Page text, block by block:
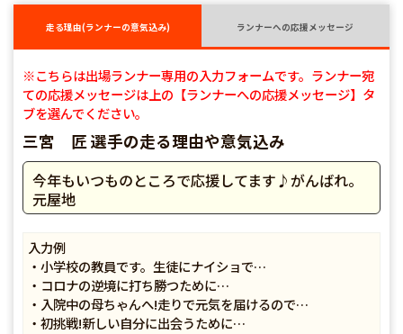
走る理由(ランナーの意気込み) ランナーへの応援メッセージ
※こちらは出場ランナー専用の入力フォームです。ランナー宛
ての応援メッセージは上の【ランナーへの応援メッセージ】タ
ブを選んでください。
三宮 匠 選手の走る理由や意気込み
今年もいつものところで応援してます♪がんばれ。
元屋地
入力例
・小学校の教員です。生徒にナイショで…
・コロナの逆境に打ち勝つために…
・入院中の母ちゃんへ!走りで元気を届けるので…
・初挑戦!新しい自分に出会うために…